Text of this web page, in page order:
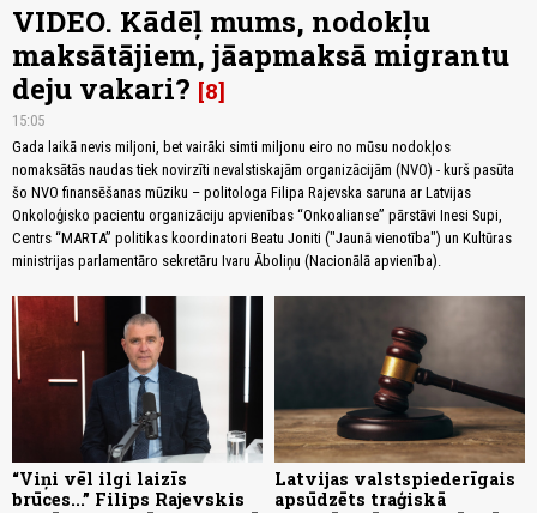
VIDEO. Kādēļ mums, nodokļu
maksātājiem, jāapmaksā migrantu
deju vakari? 8
15:05
Gada laikā nevis miljoni, bet vairāki simti miljonu eiro no mūsu nodokļos
nomaksātās naudas tiek novirzīti nevalstiskajām organizācijām (NVO) - kurš pasūta
šo NVO finansēšanas mūziku – politologa Filipa Rajevska saruna ar Latvijas
Onkoloģisko pacientu organizāciju apvienības “Onkoalianse” pārstāvi Inesi Supi,
Centrs “MARTA” politikas koordinatori Beatu Joniti ("Jaunā vienotība") un Kultūras
ministrijas parlamentāro sekretāru Ivaru Āboliņu (Nacionālā apvienība).
“Viņi vēl ilgi laizīs
brūces...” Filips Rajevskis
Latvijas valstspiederīgais
apsūdzēts traģiskā